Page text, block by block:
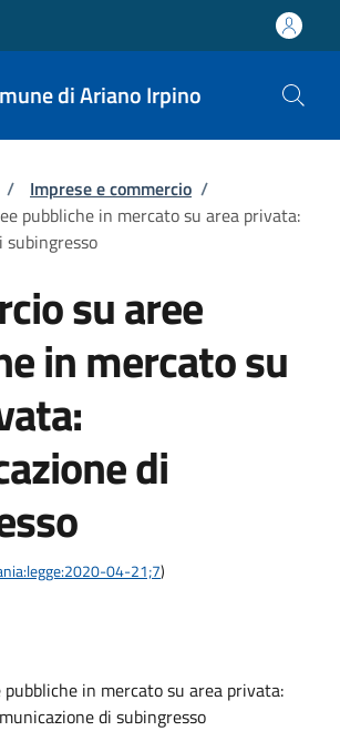
di Ariano Irpino
pane
/ Imprese e commercio /
pubbliche in mercato su area privata:
subingresso
su aree
in mercato su
di
04-21;7)
pubbliche in mercato su area privata:
di subingresso